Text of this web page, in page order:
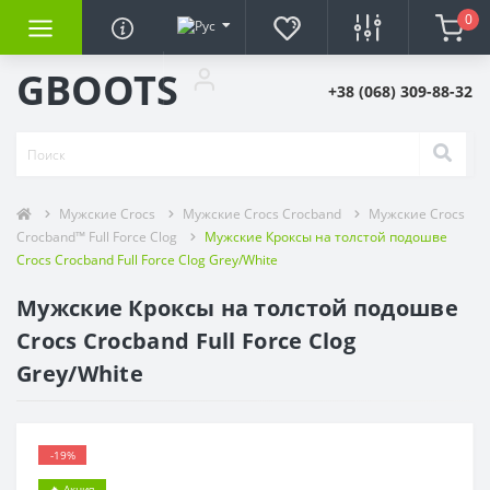
0
GBOOTS +38 (068) 309-88-32
Мужские Crocs Мужские Crocs Crocband
Мужские Crocs
Crocband™ Full Force Clog
Мужские Кроксы на толстой подошве
Crocs Crocband Full Force Clog Grey/White
Мужские Кроксы на толстой подошве
Crocs Crocband Full Force Clog
Grey/White
-19%